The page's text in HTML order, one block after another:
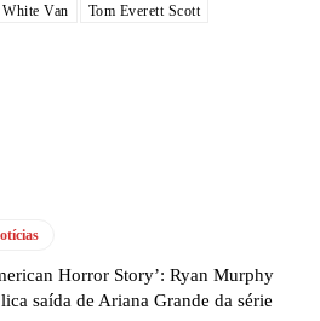
Van Tom Everett Scott
Horror Story’: Ryan Murphy
saída de Ariana Grande da série